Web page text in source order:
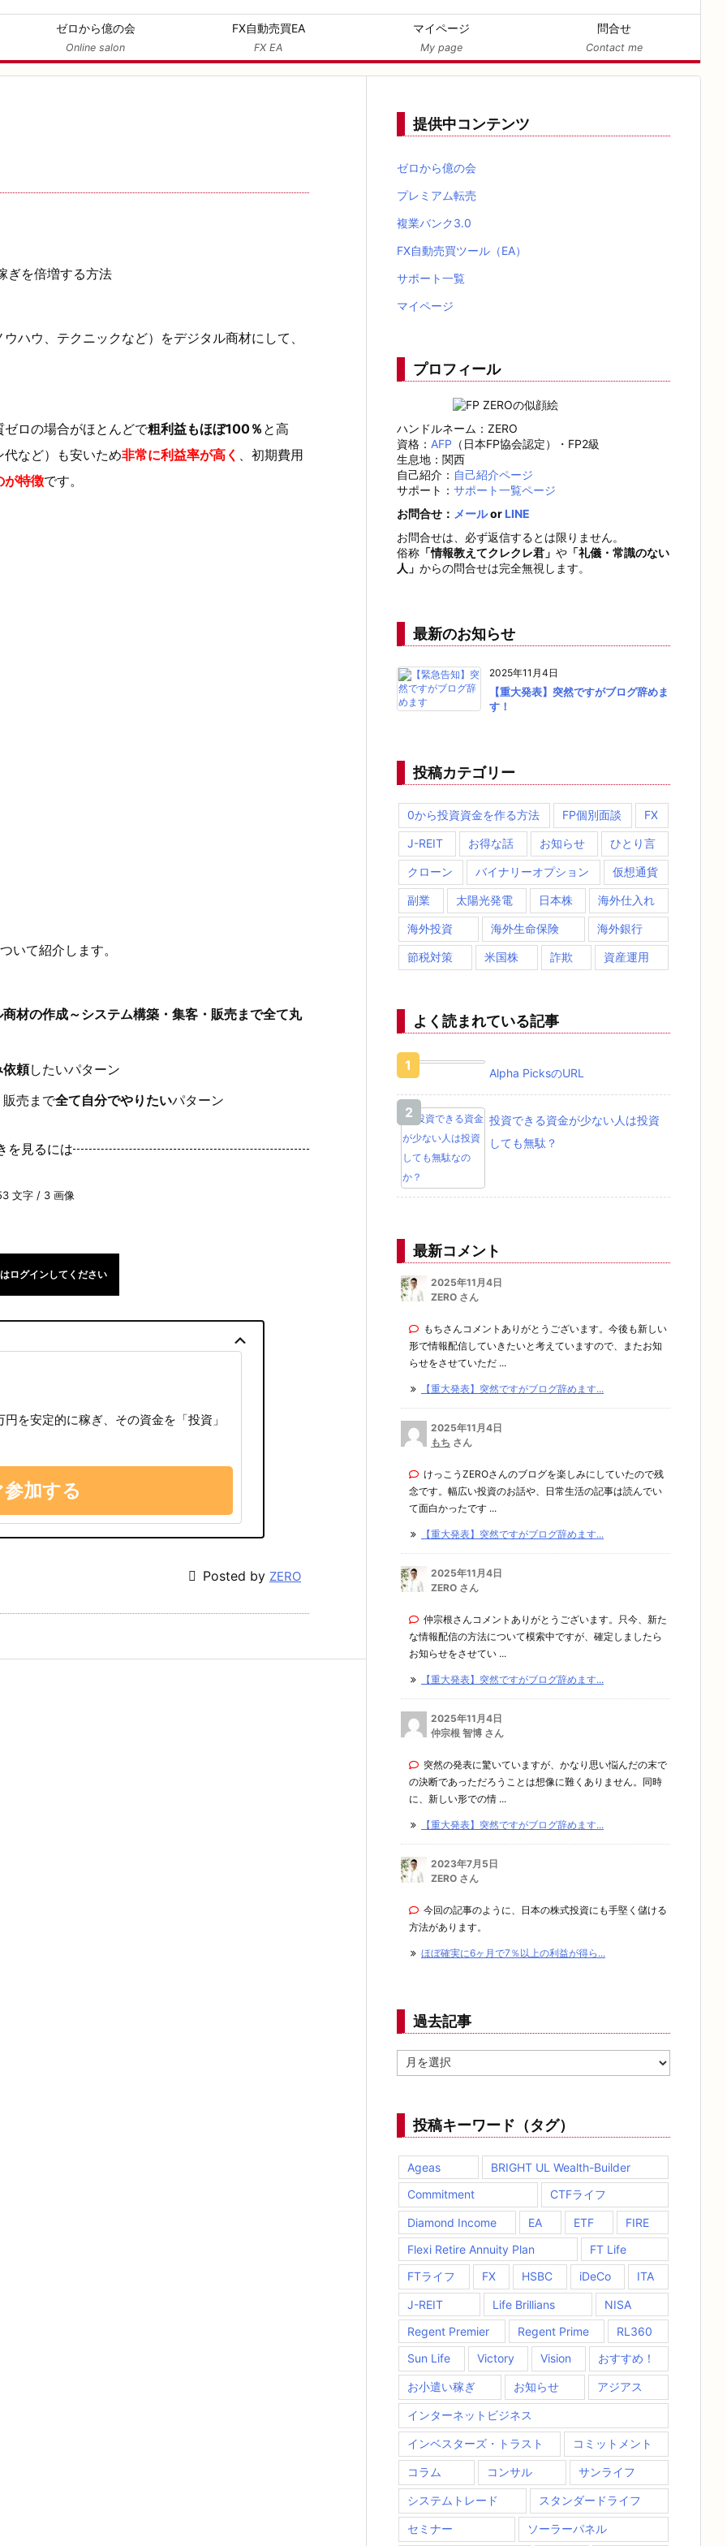
ゼロから億の会
Online salon
FX自動売買EA
FX EA
マイページ
My page
問合せ
Contact me
ハウ、テクニックなど）をデジタル商材にして、
ロの場合がほとんどで粗利益もほぼ100％ と高
など）も安いため非常に利益率が高く 、初期費用
が特徴です。
いて紹介します。
材の作成～システム構築・集客・販売まで全て丸
依頼したいパターン
売まで全て自分でやりたいパターン
を見るには
文字 / 3 画像
ログインしてください
を安定的に稼ぎ、その資金を「投資」
加する
 Posted by ZERO
提供中コンテンツ
ゼロから億の会
プレミアム転売
複業バンク3.0
FX自動売買ツール（EA）
サポート一覧
マイページ
プロフィール
ハンドルネーム：ZERO
資格： AFP （日本FP協会認定）・FP2級
生息地：関西
自己紹介： 自己紹介ページ
サポート： サポート一覧ページ
お問合せ： メールor LINE
お問合せは、必ず返信するとは限りません。
俗称 「情報教えてクレクレ君」 や 「礼儀・常識のない
人」 からの問合せは完全無視します。
最新のお知らせ
2025年11月4日
【重大発表】突然ですがブログ辞めま
す！
投稿カテゴリー
0から投資資金を作る方法 FP個別面談 FX
J-REIT お得な話 お知らせ ひとり言
クローン バイナリーオプション 仮想通貨
副業 太陽光発電 日本株 海外仕入れ
海外投資 海外生命保険 海外銀行
節税対策 米国株 詐欺 資産運用
よく読まれている記事
Alpha PicksのURL
投資できる資金が少ない人は投資
しても無駄？
最新コメント
2025年11月4日
ZERO さん
もちさんコメントありがとうございます。今後も新しい
形で情報配信していきたいと考えていますので、またお知
らせをさせていただ ...
【重大発表】突然ですがブログ辞めます...
2025年11月4日
もち さん
けっこうZEROさんのブログを楽しみにしていたので残
念です。幅広い投資のお話や、日常生活の記事は読んでい
て面白かったです ...
【重大発表】突然ですがブログ辞めます...
2025年11月4日
ZERO さん
仲宗根さんコメントありがとうございます。只今、新た
な情報配信の方法について模索中ですが、確定しましたら
お知らせをさせてい ...
【重大発表】突然ですがブログ辞めます...
2025年11月4日
仲宗根 智博 さん
突然の発表に驚いていますが、かなり思い悩んだの末で
の決断であっただろうことは想像に難くありません。同時
に、新しい形での情 ...
【重大発表】突然ですがブログ辞めます...
2023年7月5日
ZERO さん
今回の記事のように、日本の株式投資にも手堅く儲ける
方法があります。
ほぼ確実に6ヶ月で7％以上の利益が得ら...
過去記事
去
投稿キーワード（タグ）
Ageas
BRIGHT UL Wealth-Builder
Commitment
CTFライフ
Diamond Income EA ETF
FIRE
Flexi Retire Annuity Plan
FT Life
FTライフ
FX HSBC iDeCo ITA
J-REIT Life Brillians
NISA
Regent Premier
Regent Prime
RL360
Sun Life
Victory Vision おすすめ！
お小遣い稼ぎ お知らせ アジアス
インターネットビジネス
インベスターズ・トラスト コミットメント
コラム コンサル サンライフ
システムトレード スタンダードライフ
セミナー ソーラーパネル